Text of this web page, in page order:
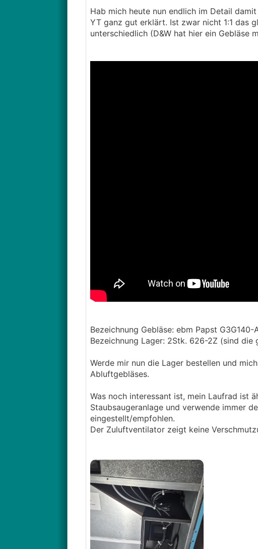
Hab mich heute nun endlich im Detail
YT ganz gut erklärt. Ist zwar nicht 1:1 das
unterschiedlich (D&W hat hier ein Gebläse
Bezeichnung Gebläse: ebm Papst
Bezeichnung Lager: 2Stk. 626-2Z (sind die
Werde mir nun die Lager bestellen und
Abluftgebläses.
Was noch interessant ist, mein Laufrad ist
Staubsaugeranlage und verwende immer
eingestellt/empfohlen.
Der Zuluftventilator zeigt keine